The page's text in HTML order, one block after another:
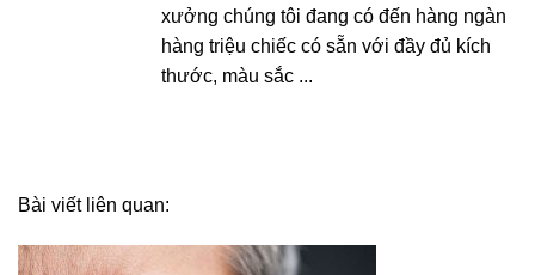
xưởng chúng tôi đang có đến hàng ngàn
hàng triệu chiếc có sẵn với đầy đủ kích
thước, màu sắc ...
Bài viết liên quan: